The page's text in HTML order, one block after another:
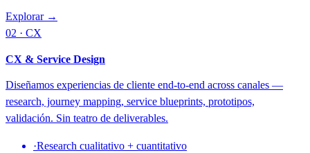
Explorar →
02 · CX
CX & Service Design
Diseñamos experiencias de cliente end-to-end across canales —
research, journey mapping, service blueprints, prototipos,
validación. Sin teatro de deliverables.
·Research cualitativo + cuantitativo